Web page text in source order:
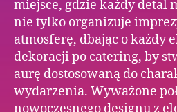
miejsce, gdzie każdy detal
nie tylko organizuje
atmosferę, dbając o każdy
dekoracji po catering, by
aurę dostosowaną do
wydarzenia. Wyważone